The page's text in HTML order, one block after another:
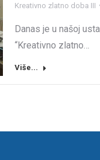
Kreativno zlatno doba III
Danas je u našoj
“Kreativno zlatno…
Više...